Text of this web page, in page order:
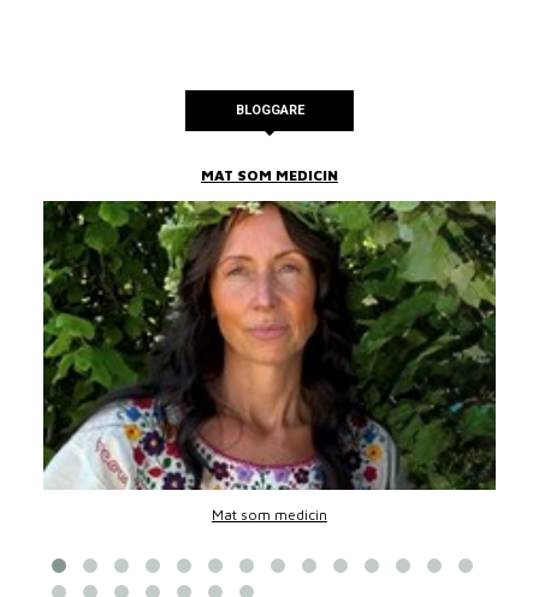
BLOGGARE
MAT SOM MEDICIN
Mat som medicin